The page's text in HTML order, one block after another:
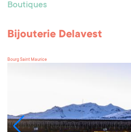
Boutiques
Bijouterie Delavest
Bourg Saint Maurice